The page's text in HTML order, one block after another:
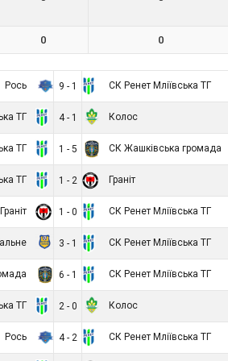
0 0
Рось 9 - 1 СК Ренет Мліївська ТГ
ТГ 4 - 1 Колос
ТГ 1 - 5 СК Жашківська громада
ТГ 1 - 2 Граніт
Граніт 1 - 0 СК Ренет Мліївська ТГ
3 - 1 СК Ренет Мліївська ТГ
6 - 1 СК Ренет Мліївська ТГ
ТГ 2 - 0 Колос
Рось 4 - 2 СК Ренет Мліївська ТГ